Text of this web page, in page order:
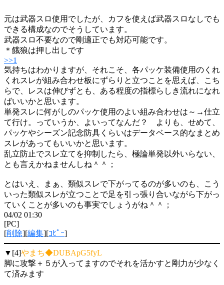
元は武器スロ使用でしたが、カフを使えば武器スロなしでも
できる構成なのでそうしています。
武器スロ不要なので剛適正でも対応可能です。
＊餓狼は押し出しです
>>1
気持ちはわかりますが、それこそ、各パッケ装備使用のくれ
くれスレが組み合わせ板にずらりと立つことを思えば、こち
らで、レスは伸びずとも、ある程度の指標らしき流れになれ
ばいいかと思います。
単発スレに何がしのパッケ使用のよい組み合わせは～→仕立
て行け。っていうか、よいってなんだ？ よりも、せめて、
パッケやシーズン記念防具くらいはデータベース的なまとめ
スレがあってもいいかと思います。
乱立防止でスレ立てを抑制したら、極論単発以外いらない、
とも言えかねませんしね＾＾；
とはいえ、まぁ、類似スレで下がってるのが多いのも、こう
いった類似スレが立つことで足を引っ張り合いながら下がっ
ていくことが多いのも事実でしょうがね＾＾；
04/02 01:30
[PC]
[削除][編集][ｺﾋﾟｰ]
▼[4]やまち◆DUBApG5fyL
脚に攻撃＋５が入ってますのでそれを活かすと剛力が少なく
て済みます